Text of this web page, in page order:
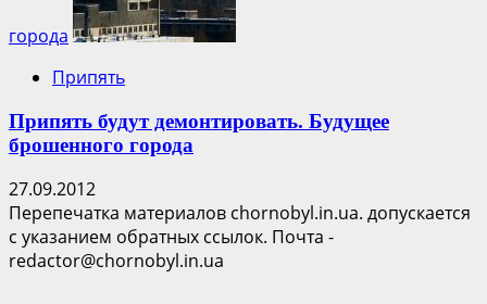
города
Припять
Припять будут демонтировать. Будущее
брошенного города
27.09.2012
Перепечатка материалов chornobyl.in.ua. допускается
с указанием обратных ссылок. Почта -
redactor@chornobyl.in.ua